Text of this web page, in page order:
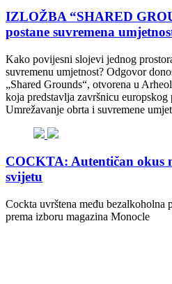
IZLOŽBA “SHARED
postane suvremena
Kako povijesni slojevi jednog
suvremenu umjetnost? Odgovor
„Shared Grounds“, otvorena u
koja predstavlja završnicu
Umrežavanje obrta i suvremene
COCKTA: Autentičan okus
svijetu
Cockta uvrštena među bezalkoholna
prema izboru magazina Monocle